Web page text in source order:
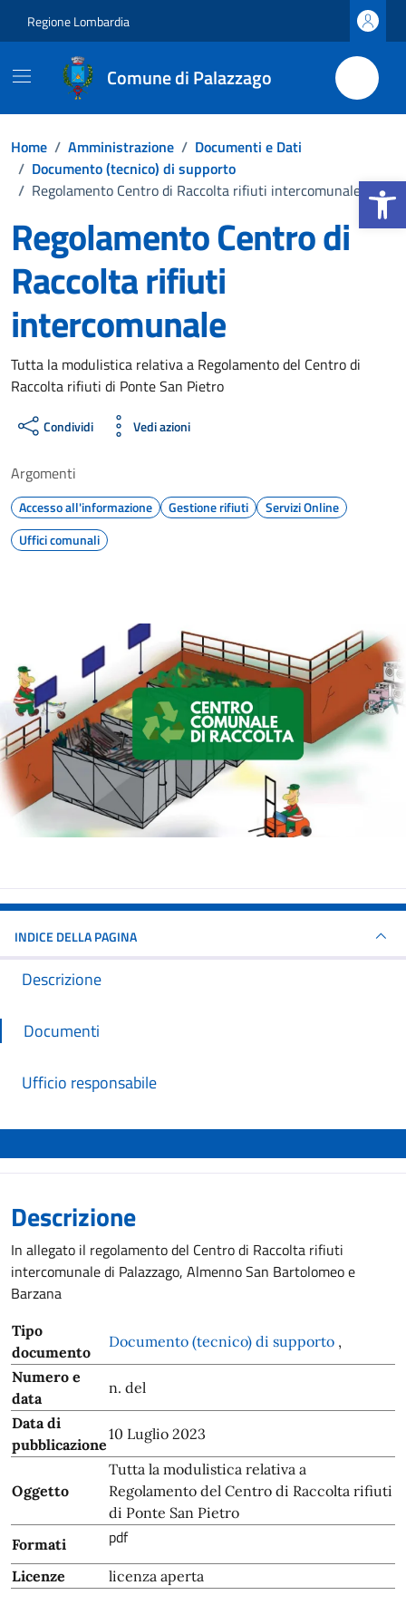
Apri la
Regione Lombardia
Comune di Palazzago
Home / Amministrazione / Documenti e Dati
/ Documento (tecnico) di supporto
/ Regolamento Centro di Raccolta rifiuti intercomunale
Regolamento Centro di
Raccolta rifiuti
intercomunale
Dettagli del documento
Tutta la modulistica relativa a Regolamento del Centro di
Raccolta rifiuti di Ponte San Pietro
Condividi Vedi azioni
Argomenti
Accesso all'informazione Gestione rifiuti
Servizi Online
Uffici comunali
INDICE DELLA PAGINA
Descrizione
Documenti
Ufficio responsabile
Descrizione
In allegato il regolamento del Centro di Raccolta rifiuti
intercomunale di Palazzago, Almenno San Bartolomeo e
Barzana
Tipo
documento
Documento (tecnico) di supporto ,
Numero e
data
n. del
Data di
pubblicazione
10 Luglio 2023
Oggetto
Tutta la modulistica relativa a
Regolamento del Centro di Raccolta rifiuti
di Ponte San Pietro
Formati
pdf
Licenze licenza aperta